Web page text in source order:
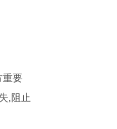
重要
,阻止